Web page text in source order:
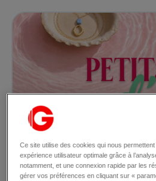
Du 03/08/2026 au 31/08/2026
Petits Prix d’été dans
-50 % sur le 2ᵉ bijou, à valoir sur
Ce site utilise des cookies qui nous
expérience utilisateur optimale grâce à
notamment, et une connexion rapide par les
gérer vos préférences en cliquant sur «